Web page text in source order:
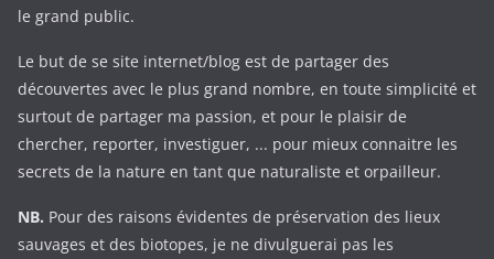
le grand public.
Le but de se site internet/blog est de partager des
découvertes avec le plus grand nombre, en toute simplicité et
surtout de partager ma passion, et pour le plaisir de
chercher, reporter, investiguer, ... pour mieux connaitre les
secrets de la nature en tant que naturaliste et orpailleur.
NB. Pour des raisons évidentes de préservation des lieux
sauvages et des biotopes, je ne divulguerai pas les